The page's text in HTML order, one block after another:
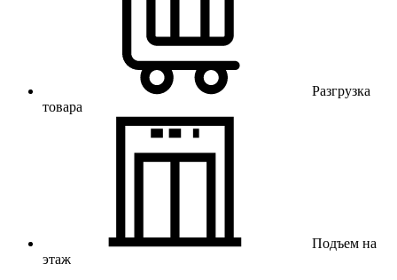
Разгрузка
товара
Подъем на
этаж